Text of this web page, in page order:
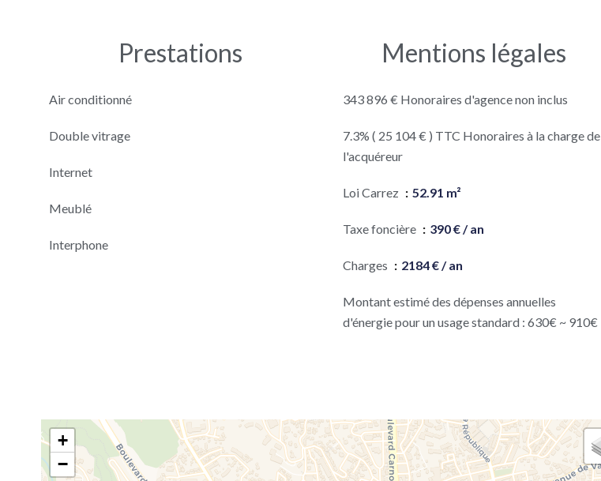
Prestations
Air conditionné
Double vitrage
Internet
Meublé
Interphone
Mentions légales
343 896 € Honoraires d'agence non inclus
7.3% ( 25 104 € ) TTC Honoraires à la charge de
l'acquéreur
Loi Carrez 52.91 m²
Taxe foncière 390 € / an
Charges 2184 € / an
Montant estimé des dépenses annuelles
d'énergie pour un usage standard : 630€ ~ 910€
+
−